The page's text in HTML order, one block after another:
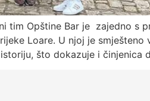
tim Opštine Bar je zajedno s
Loare. U njoj je smješteno
što dokazuje i činjenica